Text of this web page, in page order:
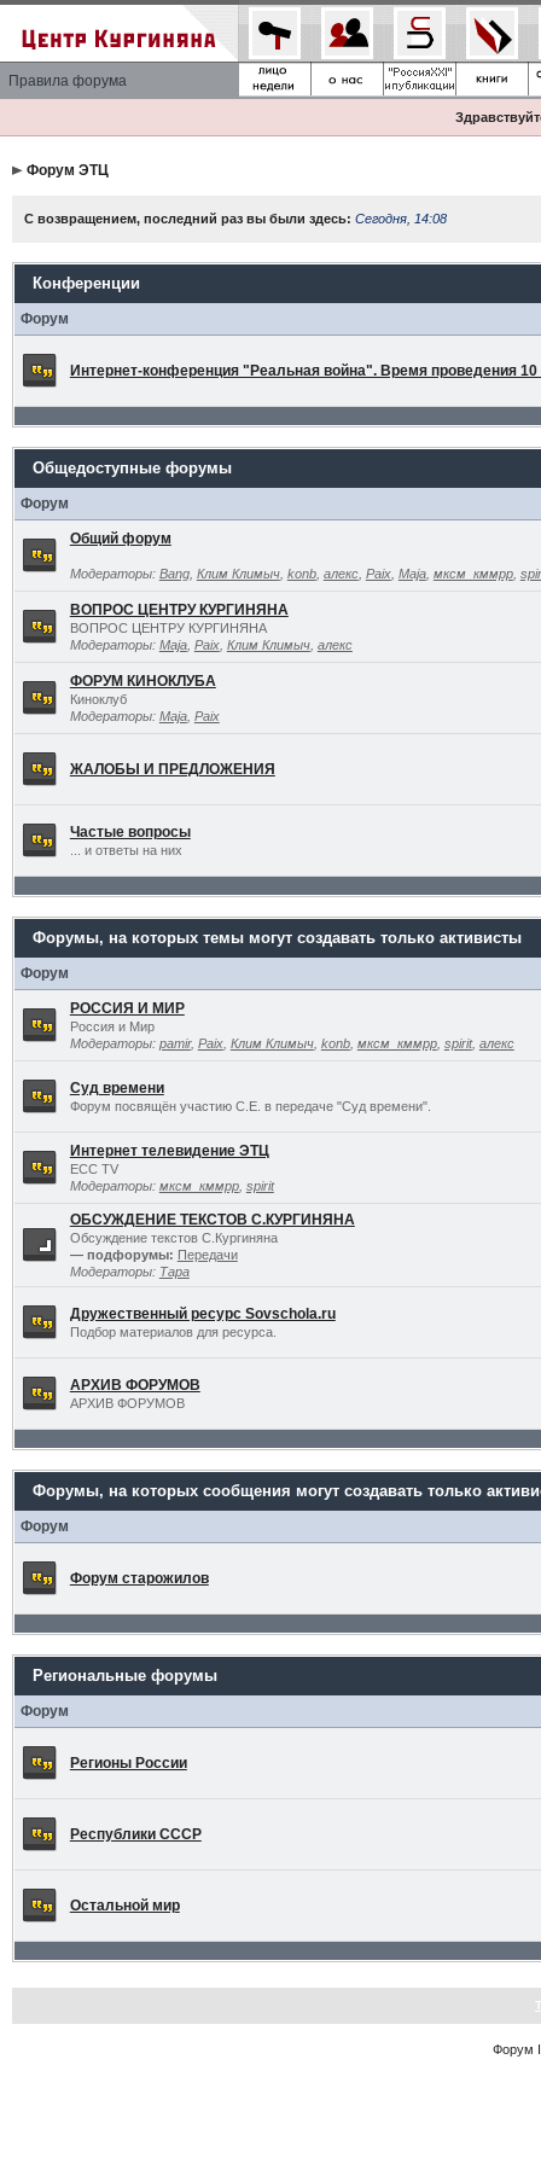
Правила форума
Форум ЭТЦ
С возвращением, последний раз вы были здесь: Сегодня, 14:08
Конференции
Форум
Интернет-конференция "Реальная война". Время проведения 10
Общедоступные форумы
Форум
Общий форум
Модераторы: Bang, Клим Климыч, konb, алекс, Paix, Maja, мксм_кммрр,
ВОПРОС ЦЕНТРУ КУРГИНЯНА
ВОПРОС ЦЕНТРУ КУРГИНЯНА
Модераторы: Maja, Paix, Клим Климыч, алекс
ФОРУМ КИНОКЛУБА
Киноклуб
Модераторы: Maja, Paix
ЖАЛОБЫ И ПРЕДЛОЖЕНИЯ
Частые вопросы
... и ответы на них
Форумы, на которых темы могут создавать только активисты
Форум
РОССИЯ И МИР
Россия и Мир
Модераторы: pamir, Paix, Клим Климыч, konb, мксм_кммрр, spirit, алекс
Суд времени
Форум посвящён участию С.Е. в передаче "Суд времени".
Интернет телевидение ЭТЦ
ECC TV
Модераторы: мксм_кммрр, spirit
ОБСУЖДЕНИЕ ТЕКСТОВ С.КУРГИНЯНА
Обсуждение текстов С.Кургиняна
— подфорумы: Передачи
Модераторы: Тара
Дружественный ресурс Sovschola.ru
Подбор материалов для ресурса.
АРХИВ ФОРУМОВ
АРХИВ ФОРУМОВ
Форумы, на которых сообщения могут создавать только
Форум
Форум старожилов
Региональные форумы
Форум
Регионы России
Республики СССР
Остальной мир
Форум